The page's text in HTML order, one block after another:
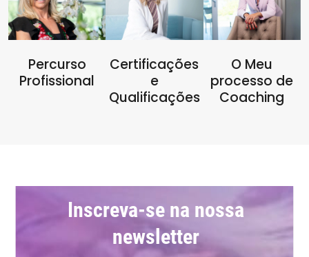
Percurso
Profissional
Certificações
e
Qualificações
O Meu
processo de
Coaching